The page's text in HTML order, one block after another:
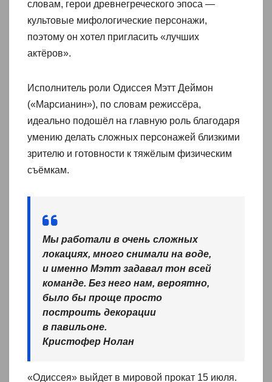
словам, герои древнегреческого эпоса —
культовые мифологические персонажи,
поэтому он хотел пригласить «лучших
актёров».
Исполнитель роли Одиссея Мэтт Деймон
(«Марсианин»), по словам режиссёра,
идеально подошёл на главную роль благодаря
умению делать сложных персонажей близкими
зрителю и готовности к тяжёлым физическим
съёмкам.
Мы работали в очень сложных
локациях, много снимали на воде,
и именно Мэтт задавал тон всей
команде. Без него нам, вероятно,
было бы проще просто
построить декорации
в павильоне.
Кристофер Нолан
«Одиссея» выйдет в мировой прокат 15 июля.